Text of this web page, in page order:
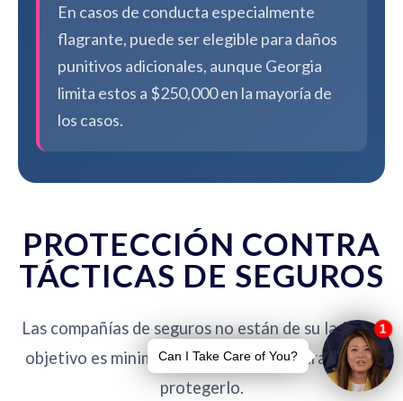
En casos de conducta especialmente
flagrante, puede ser elegible para daños
punitivos adicionales, aunque Georgia
limita estos a $250,000 en la mayoría de
los casos.
PROTECCIÓN CONTRA
TÁCTICAS DE SEGUROS
Las compañías de seguros no están de su lado. Su
objetivo es minimizar pagos - nuestro trabajo es
protegerlo.